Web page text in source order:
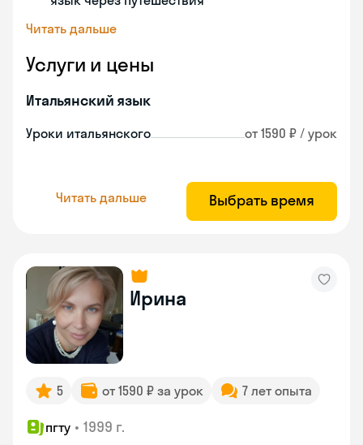
Читать дальше
Услуги и цены
Итальянский язык
Уроки итальянского от 1590 ₽ / урок
Читать дальше Выбрать время
Ирина
5 от 1590 ₽ за урок 7 лет опыта
пгту • 1999 г.